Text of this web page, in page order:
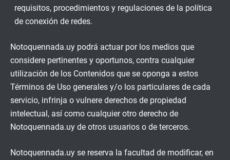
requisitos, procedimientos y regulaciones de la política
de conexión de redes.
Notoquennada.uy podrá actuar por los medios que
considere pertinentes y oportunos, contra cualquier
utilización de los Contenidos que se oponga a estos
Términos de Uso generales y/o los particulares de cada
servicio, infrinja o vulnere derechos de propiedad
intelectual, así como cualquier otro derecho de
Notoquennada.uy de otros usuarios o de terceros.
Notoquennada.uy se reserva la facultad de modificar, en